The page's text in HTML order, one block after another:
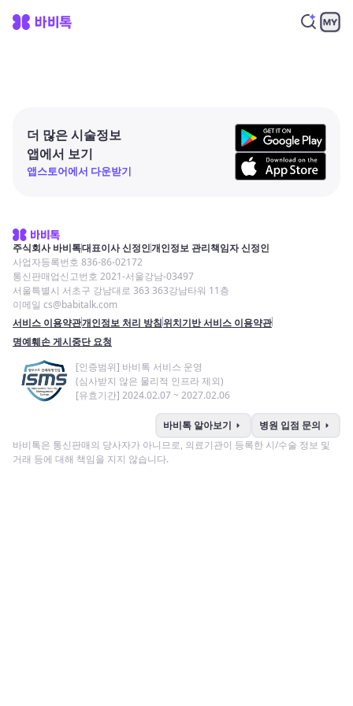
더 많은 시술정보
앱에서 보기
앱스토어에서 다운받기
주식회사 바비톡대표이사 신정인개인정보 관리책임자 신정인
사업자등록번호 836-86-02172
통신판매업신고번호 2021-서울강남-03497
서울특별시 서초구 강남대로 363 363강남타워 11층
이메일 cs@babitalk.com
서비스 이용약관개인정보 처리 방침위치기반 서비스 이용약관
명예훼손 게시중단 요청
[인증범위] 바비톡 서비스 운영
(심사받지 않은 물리적 인프라 제외)
[유효기간] 2024.02.07 ~ 2027.02.06
바비톡 알아보기 arrow_right 병원 입점 문의 arrow_right
바비톡은 통신판매의 당사자가 아니므로, 의료기관이 등록한 시/수술 정보 및
거래 등에 대해 책임을 지지 않습니다.